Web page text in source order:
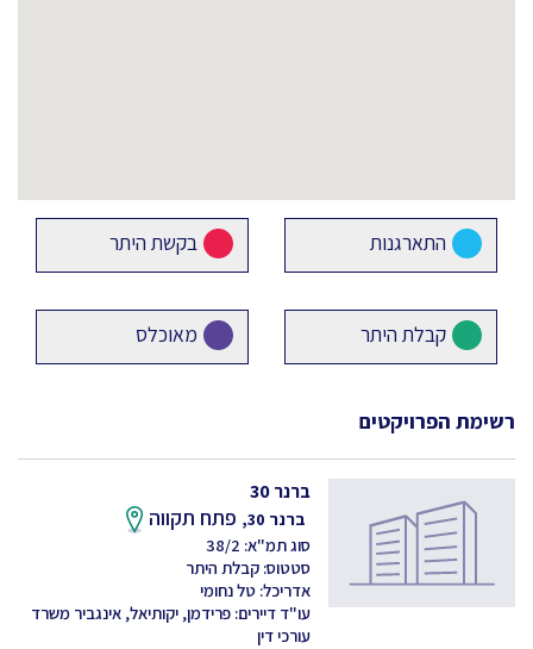
התארגנות בקשת היתר
קבלת היתר מאוכלס
רשימת הפרויקטים
ברנר 30
ברנר 30, פתח תקווה
סוג תמ"א: 38/2
סטטוס: קבלת היתר
אדריכל: טל נחומי
עו"ד דיירים: פרידמן, יקותיאל, אינגביר משרד
עורכי דין